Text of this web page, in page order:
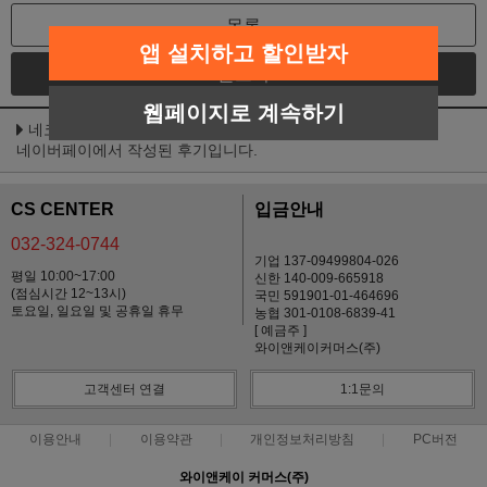
목록
네코(NEKKO) 그레이비 파우치 SET (70g x 12개) - 종류선택
네이버페이에서 작성된 후기입니다.
CS CENTER
032-324-0744
평일 10:00~17:00
(점심시간 12~13시)
토요일, 일요일 및 공휴일 휴무
입금안내
기업 137-09499804-026
신한 140-009-665918
국민 591901-01-464696
농협 301-0108-6839-41
[ 예금주 ]
와이앤케이커머스(주)
고객센터 연결 1:1문의
이용안내 이용약관 개인정보처리방침 PC버전
와이앤케이 커머스(주)
앱 설치하고 할인받자
웹페이지로 계속하기